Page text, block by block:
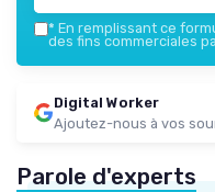
* En remplissant ce
des fins commerciales
Digital Worker
Ajoutez-nous à vos
Parole d'experts